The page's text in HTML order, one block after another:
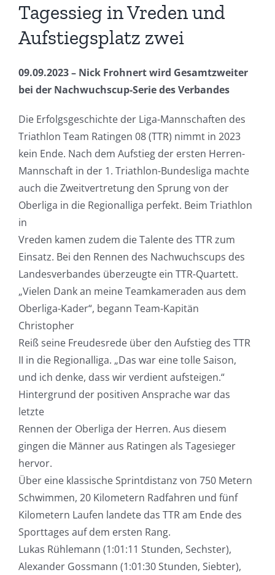
Tagessieg in Vreden und
Aufstiegsplatz zwei
09.09.2023 – Nick Frohnert wird Gesamtzweiter
bei der Nachwuchscup-Serie des Verbandes
Die Erfolgsgeschichte der Liga-Mannschaften des
Triathlon Team Ratingen 08 (TTR) nimmt in 2023
kein Ende. Nach dem Aufstieg der ersten Herren-
Mannschaft in der 1. Triathlon-Bundesliga machte
auch die Zweitvertretung den Sprung von der
Oberliga in die Regionalliga perfekt. Beim Triathlon
in
Vreden kamen zudem die Talente des TTR zum
Einsatz. Bei den Rennen des Nachwuchscups des
Landesverbandes überzeugte ein TTR-Quartett.
„Vielen Dank an meine Teamkameraden aus dem
Oberliga-Kader“, begann Team-Kapitän
Christopher
Reiß seine Freudesrede über den Aufstieg des TTR
II in die Regionalliga. „Das war eine tolle Saison,
und ich denke, dass wir verdient aufsteigen.“
Hintergrund der positiven Ansprache war das
letzte
Rennen der Oberliga der Herren. Aus diesem
gingen die Männer aus Ratingen als Tagesieger
hervor.
Über eine klassische Sprintdistanz von 750 Metern
Schwimmen, 20 Kilometern Radfahren und fünf
Kilometern Laufen landete das TTR am Ende des
Sporttages auf dem ersten Rang.
Lukas Rühlemann (1:01:11 Stunden, Sechster),
Alexander Gossmann (1:01:30 Stunden, Siebter),